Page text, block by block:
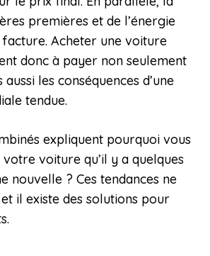
premières et de l’énergie
Acheter une voiture
donc à payer non seulement
les conséquences d’une
tendue.
expliquent pourquoi vous
voiture qu’il y a quelques
nouvelle ? Ces tendances ne
il existe des solutions pour